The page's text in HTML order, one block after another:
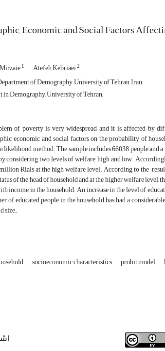
Economic and Social Factors
1 Atefeh Kebriaei2
of Demography, University of Tehran, Iran
Demography, University of Tehran,
of poverty is very widespread and it is affected by
economic and social factors on the probability of
method. The sample includes 66038 people and
considering two levels of welfare, high and low.
Rials at the high welfare level. According to the
of the head of household and at the higher welfare
income in the household. An increase in the level of
of educated people in the household has had a
size,.
socioeconomic characteristics probit model